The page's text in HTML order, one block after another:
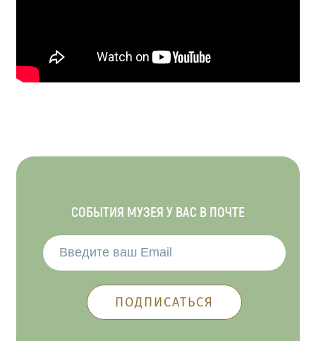
СОБЫТИЯ МУЗЕЯ У ВАС В ПОЧТЕ